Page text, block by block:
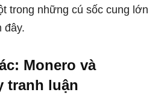
trong những cú sốc cung lớn
đây.
Monero và
tranh luận